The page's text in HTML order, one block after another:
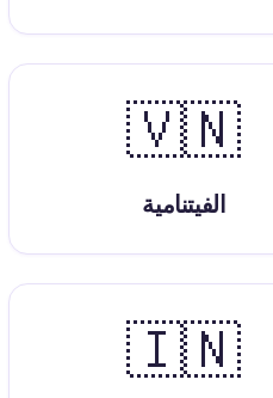
🇻🇳
الفيتنامية
🇮🇳